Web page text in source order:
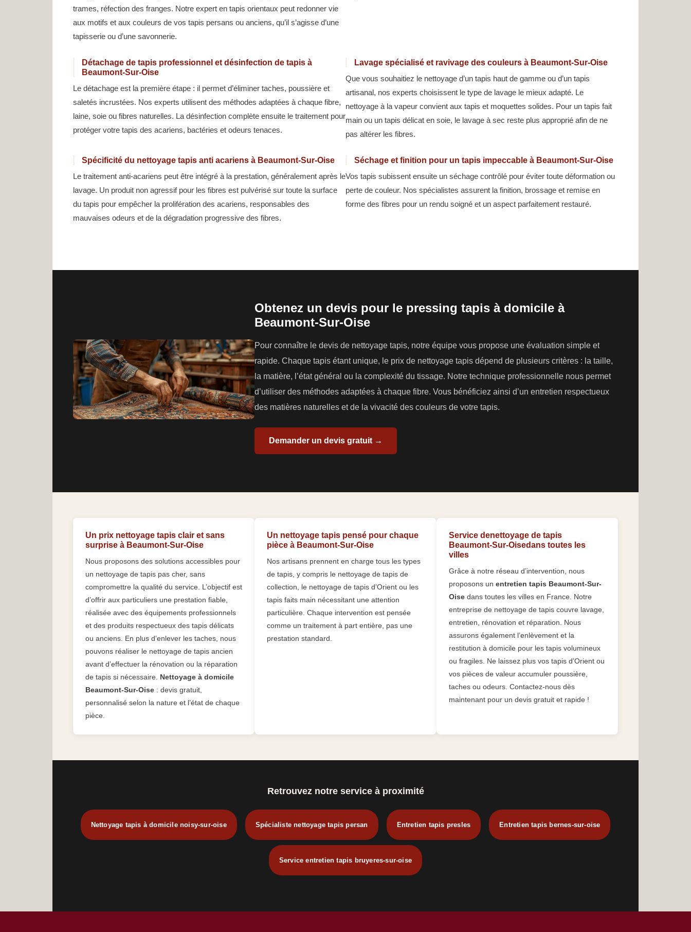
trames, réfection des franges. Notre expert en tapis orientaux peut redonner vie
aux motifs et aux couleurs de vos tapis persans ou anciens, qu’il s’agisse d’une
tapisserie ou d’une savonnerie.
Détachage de tapis professionnel et désinfection de tapis à
Beaumont-Sur-Oise
Le détachage est la première étape : il permet d’éliminer taches, poussière et
saletés incrustées. Nos experts utilisent des méthodes adaptées à chaque fibre,
laine, soie ou fibres naturelles. La désinfection complète ensuite le traitement pour
protéger votre tapis des acariens, bactéries et odeurs tenaces.
Lavage spécialisé et ravivage des couleurs à Beaumont-Sur-Oise
Que vous souhaitiez le nettoyage d’un tapis haut de gamme ou d’un tapis
artisanal, nos experts choisissent le type de lavage le mieux adapté. Le
nettoyage à la vapeur convient aux tapis et moquettes solides. Pour un tapis fait
main ou un tapis délicat en soie, le lavage à sec reste plus approprié afin de ne
pas altérer les fibres.
Spécificité du nettoyage tapis anti acariens à Beaumont-Sur-Oise
Le traitement anti-acariens peut être intégré à la prestation, généralement après le
lavage. Un produit non agressif pour les fibres est pulvérisé sur toute la surface
du tapis pour empêcher la prolifération des acariens, responsables des
mauvaises odeurs et de la dégradation progressive des fibres.
Séchage et finition pour un tapis impeccable à Beaumont-Sur-Oise
Vos tapis subissent ensuite un séchage contrôlé pour éviter toute déformation ou
perte de couleur. Nos spécialistes assurent la finition, brossage et remise en
forme des fibres pour un rendu soigné et un aspect parfaitement restauré.
Obtenez un devis pour le pressing tapis à domicile à
Beaumont-Sur-Oise
Pour connaître le devis de nettoyage tapis, notre équipe vous propose une évaluation simple et
rapide. Chaque tapis étant unique, le prix de nettoyage tapis dépend de plusieurs critères : la taille,
la matière, l’état général ou la complexité du tissage. Notre technique professionnelle nous permet
d’utiliser des méthodes adaptées à chaque fibre. Vous bénéficiez ainsi d’un entretien respectueux
des matières naturelles et de la vivacité des couleurs de votre tapis.
Demander un devis gratuit →
Un prix nettoyage tapis clair et sans
surprise à Beaumont-Sur-Oise
Nous proposons des solutions accessibles pour
un nettoyage de tapis pas cher, sans
compromettre la qualité du service. L’objectif est
d’offrir aux particuliers une prestation fiable,
réalisée avec des équipements professionnels
et des produits respectueux des tapis délicats
ou anciens. En plus d’enlever les taches, nous
pouvons réaliser le nettoyage de tapis ancien
avant d’effectuer la rénovation ou la réparation
de tapis si nécessaire. Nettoyage à domicile
Beaumont-Sur-Oise : devis gratuit,
personnalisé selon la nature et l’état de chaque
pièce.
Un nettoyage tapis pensé pour chaque
pièce à Beaumont-Sur-Oise
Nos artisans prennent en charge tous les types
de tapis, y compris le nettoyage de tapis de
collection, le nettoyage de tapis d’Orient ou les
tapis faits main nécessitant une attention
particulière. Chaque intervention est pensée
comme un traitement à part entière, pas une
prestation standard.
Service denettoyage de tapis
Beaumont-Sur-Oisedans toutes les
villes
Grâce à notre réseau d’intervention, nous
proposons un entretien tapis Beaumont-Sur-
Oisedans toutes les villes en France. Notre
entreprise de nettoyage de tapis couvre lavage,
entretien, rénovation et réparation. Nous
assurons également l’enlèvement et la
restitution à domicile pour les tapis volumineux
ou fragiles. Ne laissez plus vos tapis d’Orient ou
vos pièces de valeur accumuler poussière,
taches ou odeurs. Contactez-nous dès
maintenant pour un devis gratuit et rapide !
Retrouvez notre service à proximité
Nettoyage tapis à domicile noisy-sur-oise Spécialiste nettoyage tapis persan Entretien tapis presles Entretien tapis bernes-sur-oise
Service entretien tapis bruyeres-sur-oise